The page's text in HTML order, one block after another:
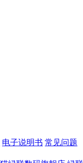
电子说明书 常见问题